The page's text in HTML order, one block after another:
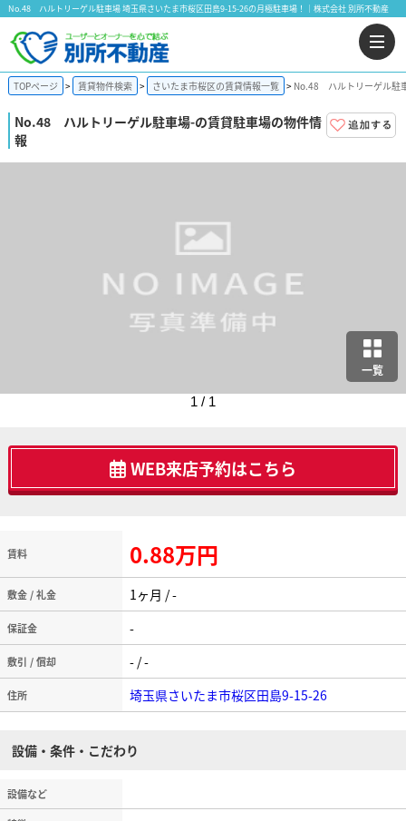
No.48 ハルトリーゲル駐車場 埼玉県さいたま市桜区田島9-15-26の月極駐車場！｜株式会社 別所不動産
TOPページ 賃貸物件検索 さいたま市桜区の賃貸情報一覧 No.48 ハルトリーゲル駐
No.48 ハルトリーゲル駐車場-の賃貸駐車場の物件情
報
一覧
1 / 1
WEB来店予約はこちら
賃料 0.88万円
敷金 / 礼金 1ヶ月 / -
保証金 -
敷引 / 償却 - / -
住所 埼玉県さいたま市桜区田島9-15-26
設備・条件・こだわり
設備など